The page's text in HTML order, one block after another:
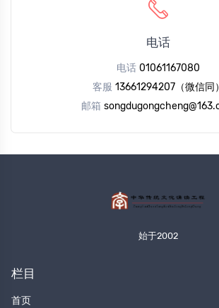
电话
电话 01061167080
客服 13661294207（微信同）
邮箱
始于2002
栏目
首页